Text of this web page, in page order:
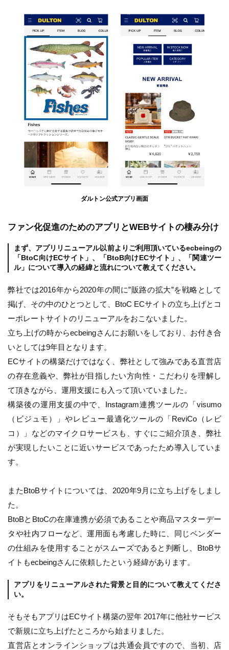
ダルトン公式アプリ画面
ファン化促進のためのアプリとWEBサイトの棲み分け
まず、アプリリニューアル以前よりご利用頂いているecbeingの
「BtoC向けECサイト」、「BtoB向けECサイト」、「関連ツー
ル」について導入の経緯と流れについて教えてください。
弊社では2016年から2020年の間に”販路の拡大”を戦略として
掲げ、その中のひとつとして、BtoC ECサイトの立ち上げとコ
ーポレートサイトのリニューアルをおこないました。
立ち上げの時からecbeingさんにお願いをしており、お付き合
いとしては9年目となります。
ECサイトの構築だけではなく、弊社として強みである直営店
の存在意義や、弊社が目指したい方向性・こだわりを理解し
て頂きながら、運用支援にも入って頂いていました。
構築後の運用支援の中で、Instagram連携ツールの「visumo
（ビジュモ）」やレビュー最適化ツールの「ReviCo（レビ
コ）」などのマイクロサービスも、すぐにご紹介頂き、弊社
が実現したいことに近いサービスであったため導入していま
す。
またBtoBサイトについては、2020年9月に立ち上げをしまし
た。
BtoBとBtoCの在庫連携が必須であることや商品マスターデー
タや社内フローなど、運用面も考慮した時に、同じベンダー
の仕組みを使用することがスムーズであると判断し、BtoBサ
イトもecbeingさんに依頼したという経緯があります。
アプリをリニューアルされた背景と目的について教えてくださ
い。
そもそもアプリはECサイト構築の翌年 2017年に他社サービス
で新規に立ち上げたところから始まりました。
直営店とオンラインショップは共通会員ですので、当初、店